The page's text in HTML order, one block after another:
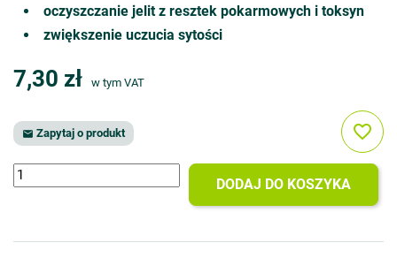
oczyszczanie jelit z resztek pokarmowych i toksyn
zwiększenie uczucia sytości
7,30 zł w tym VAT
 Zapytaj o produkt
DODAJ DO KOSZYKA
favorite_border